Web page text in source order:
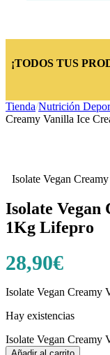
¡TODOS TUS
Tienda/Nutrición
Creamy Vanilla Ice
Isolate Vegan
Isolate Vegan
1Kg Lifepro
28,90€
Isolate Vegan Creamy
Hay existencias
Isolate Vegan Creamy